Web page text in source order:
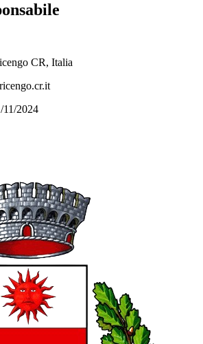
CR, Italia
11/2024